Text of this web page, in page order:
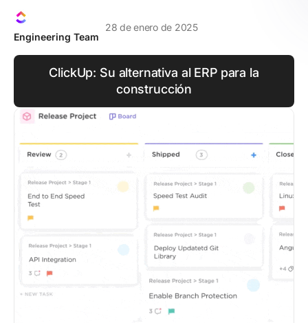
Engineering Team
28 de enero de 2025
ClickUp: Su alternativa al ERP para la
construcción